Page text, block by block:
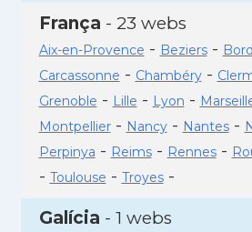
França - 23 webs
Aix-en-Provence - Beziers-
Carcassonne - Chambéry-
Grenoble - Lille - Lyon -
Montpellier- Nancy- Nantes-
Perpinya - Reims- Rennes-
- Toulouse - Troyes-
Galícia - 1 webs